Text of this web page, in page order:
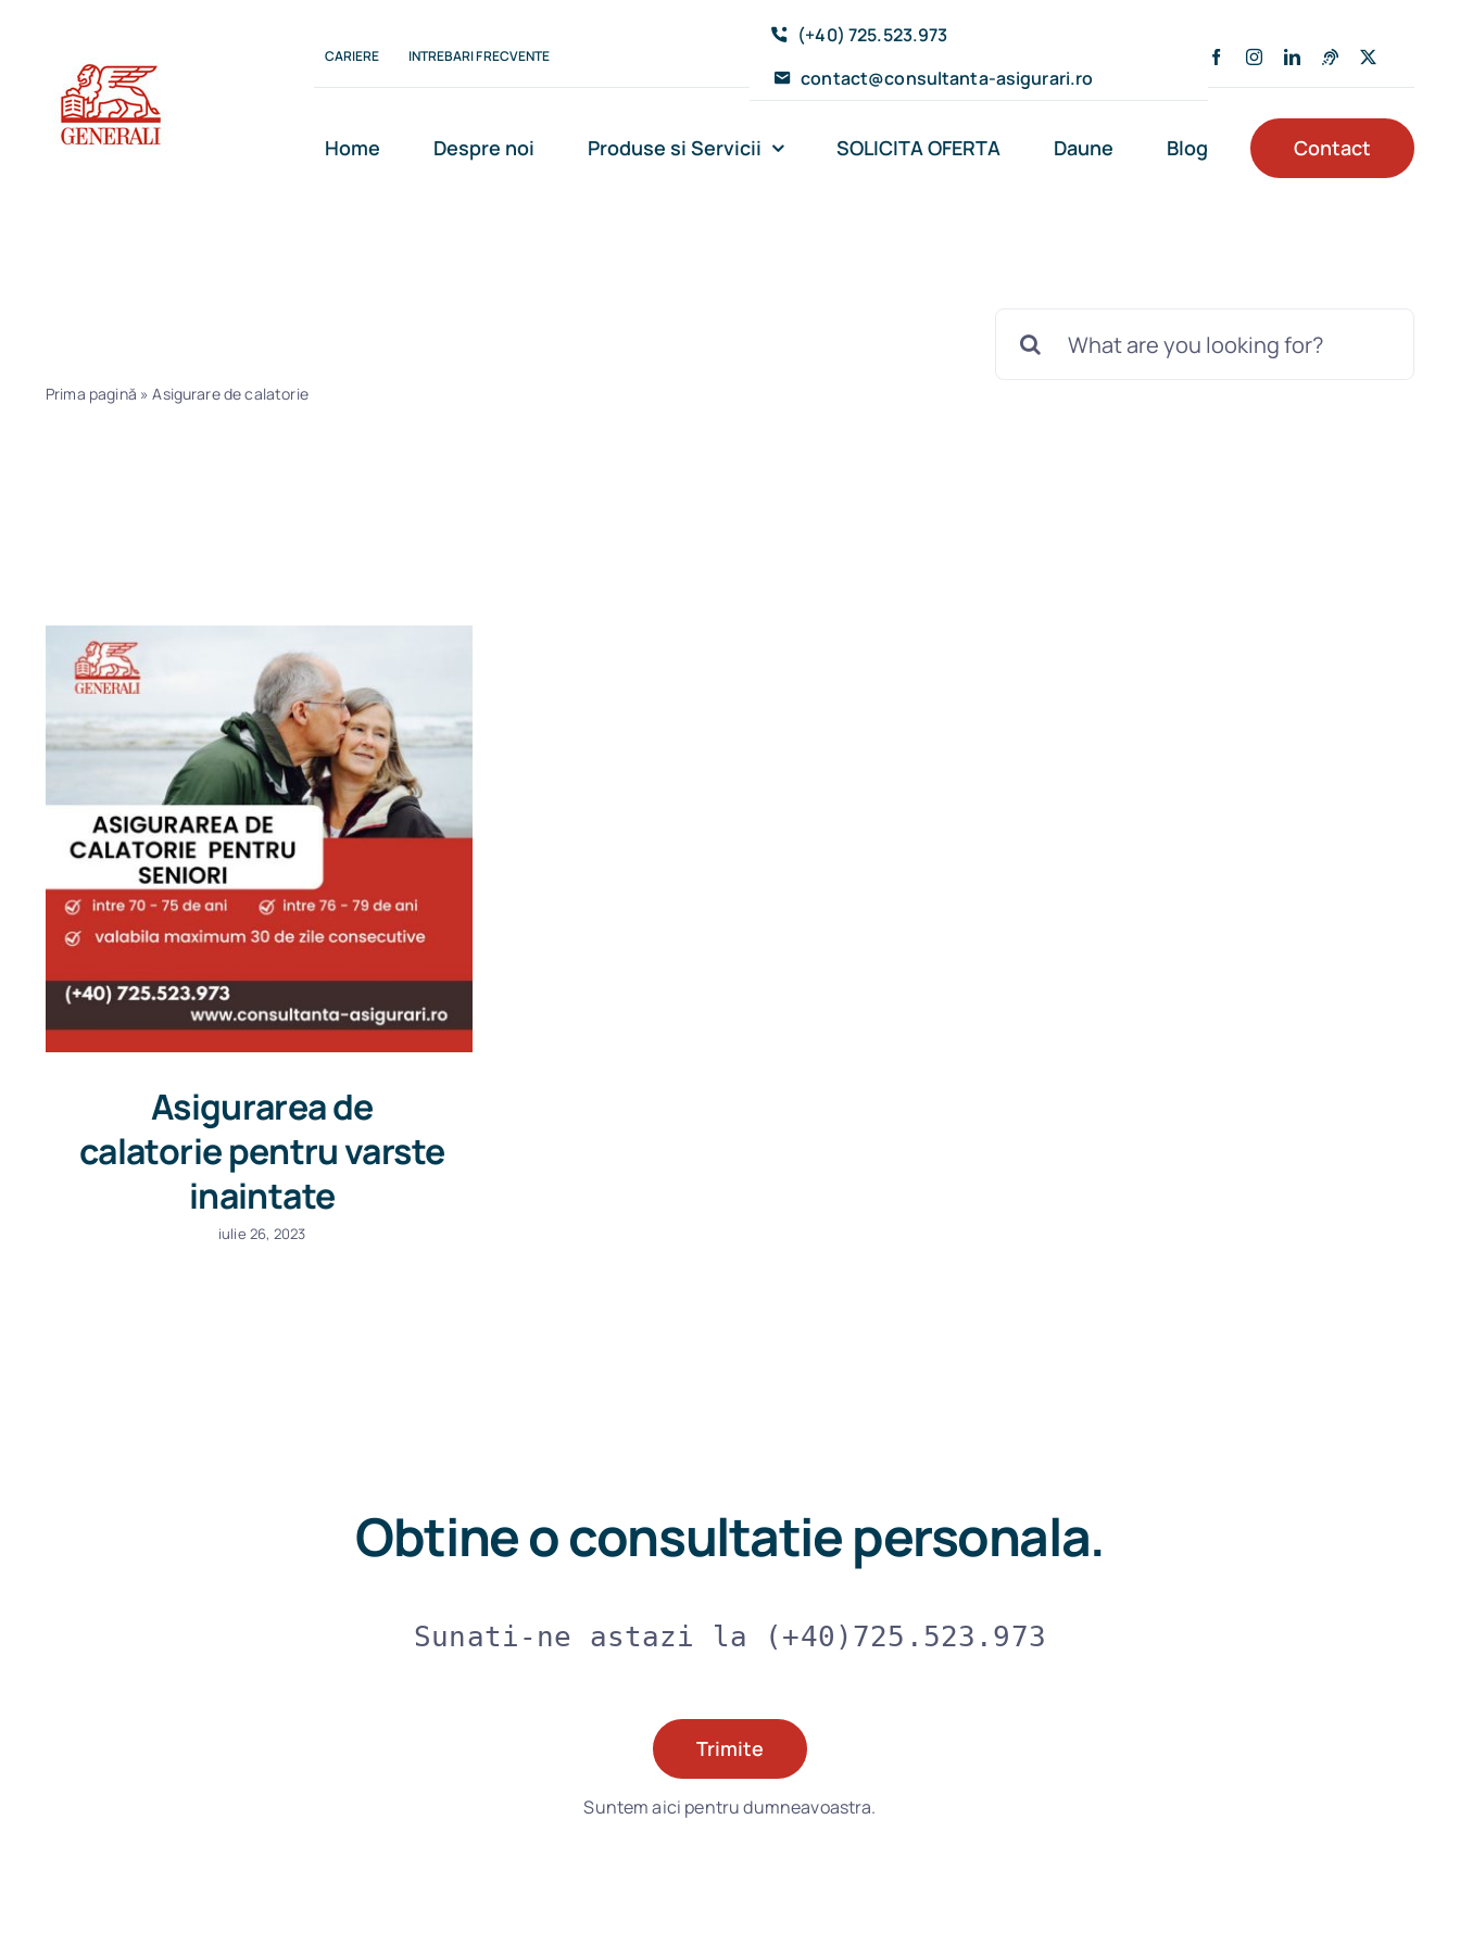
content
CARIERE INTREBARI FRECVENTE
(+40) 725.523.973
contact@consultanta-asigurari.ro
Home Despre noi Produse si Servicii SOLICITA OFERTA Daune Blog Contact
Prima pagină »Asigurare de calatorie
Asigurarea de
calatorie pentru varste
inaintate
iulie 26, 2023
Obtine o consultatie personala.
Sunati-ne astazi la (+40)725.523.973
Trimite
Suntem aici pentru dumneavoastra.